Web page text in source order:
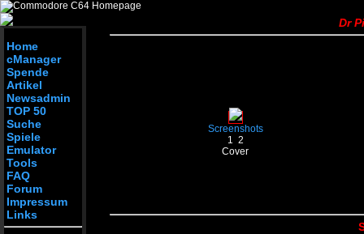
Home
cManager
Spende
Artikel
Newsadmin
TOP 50
Suche
Spiele
Emulator
Tools
FAQ
Forum
Impressum
Links
Dr
Screenshots
1 2
Cover